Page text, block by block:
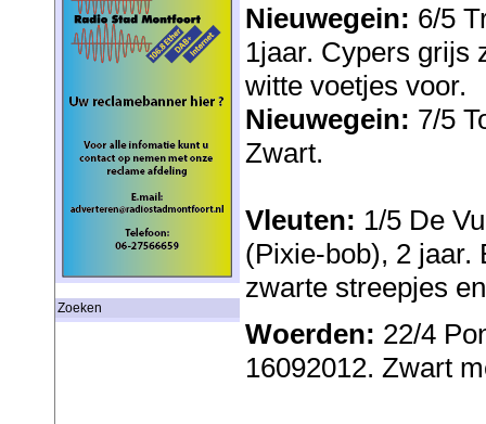
Zoeken
Nieuwegein: 6/5
1jaar. Cypers grijs
witte voetjes voor.
Nieuwegein: 7/5
Zwart.
Vleuten: 1/5 De
(Pixie-bob), 2 jaar.
zwarte streepjes
Woerden: 22/4
16092012. Zwart